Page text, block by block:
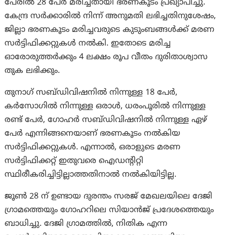
പേരിൽ 28 പേർ മരിച്ചതായി ഭരണകൂടം പ്രഖ്യാപിച്ചു.
കേന്ദ്ര സർക്കാരിൽ നിന്ന് അനുമതി ലഭിച്ചതിനുശേഷം,
ജില്ലാ ഭരണകൂടം മരിച്ചവരുടെ കുടുംബങ്ങൾക്ക് മരണ
സർട്ടിഫിക്കറ്റുകൾ നൽകി. ഇതോടെ മരിച്ച
ഓരോരുത്തർക്കും 4 ലക്ഷം രൂപ വീതം ദുരിതാശ്വാസ
തുക ലഭിക്കും.
തുനാഗ് സബ്ഡിവിഷനിൽ നിന്നുള്ള 18 പേർ,
കർസോഗിൽ നിന്നുള്ള ഒരാൾ, ധരംപൂരിൽ നിന്നുള്ള
രണ്ട് പേർ, ഗോഹർ സബ്ഡിവിഷനിൽ നിന്നുള്ള ഏഴ്
പേർ എന്നിങ്ങനെയാണ് ഭരണകൂടം നൽകിയ
സർട്ടിഫിക്കറ്റുകൾ. എന്നാല്‍, ഒരാളുടെ മരണ
സർട്ടിഫിക്കറ്റ് ഇതുവരെ ഐഡന്റിറ്റി
സ്ഥിരീകരിച്ചിട്ടില്ലാത്തതിനാൽ നൽകിയിട്ടില്ല.
ജൂൺ 28 ന് ഉണ്ടായ ദുരന്തം സരജ് മേഖലയിലെ ദേജി
ഗ്രാമത്തെയും ഗോഹറിലെ സിയാൻജ് പ്രദേശത്തെയും
ബാധിച്ചു. ദേജി ഗ്രാമത്തിൽ, നിതിക എന്ന